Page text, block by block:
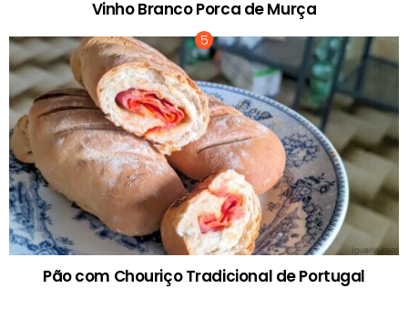
Vinho Branco Porca de Murça
Pão com Chouriço Tradicional de Portugal